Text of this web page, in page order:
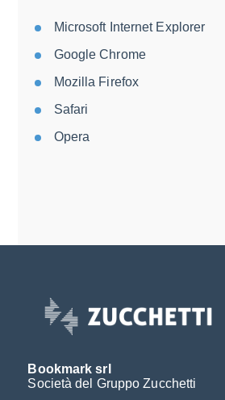
Microsoft Internet Explorer
Google Chrome
Mozilla Firefox
Safari
Opera
Bookmark srl
Società del Gruppo Zucchetti